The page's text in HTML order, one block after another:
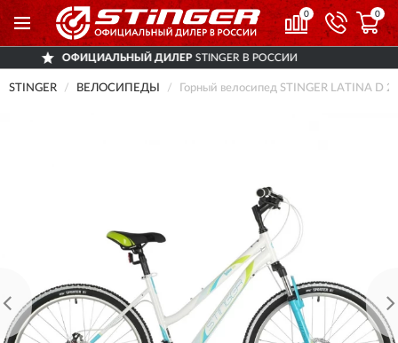
0 0
ДИЛЕРSTINGER В РОССИИ
STINGER ВЕЛОСИПЕДЫ Горный велосипед STINGER LATINA